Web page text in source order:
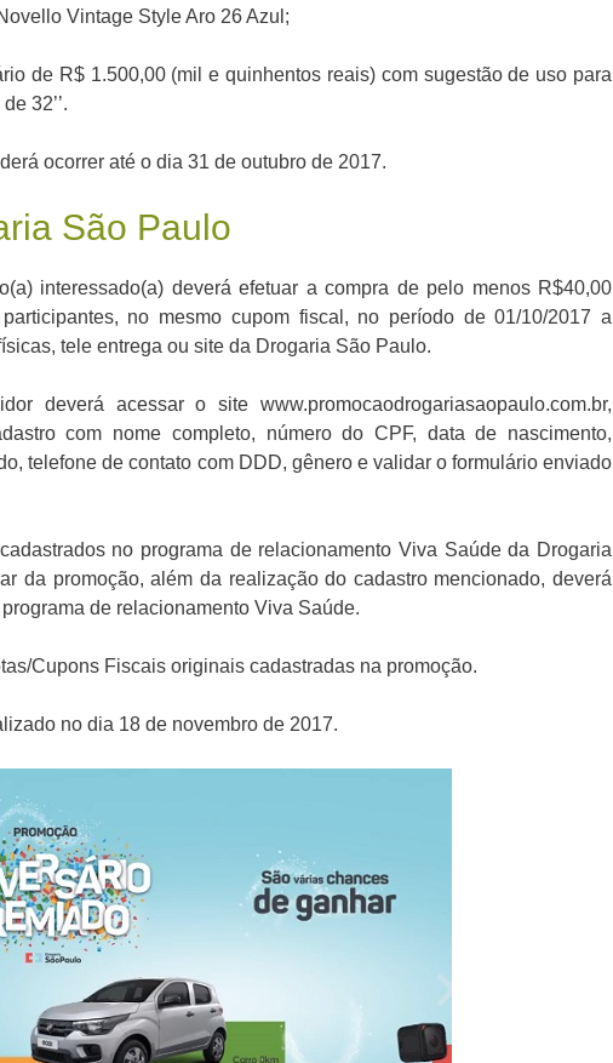
Vintage Style Aro 26 Azul;
de R$ 1.500,00 (mil e quinhentos reais) com sugestão de uso para
32’’.
ocorrer até o dia 31 de outubro de 2017.
São Paulo
interessado(a) deverá efetuar a compra de pelo menos R$40,00
no mesmo cupom fiscal, no período de 01/10/2017 a
tele entrega ou site da Drogaria São Paulo.
deverá acessar o site www.promocaodrogariasaopaulo.com.br,
com nome completo, número do CPF, data de nascimento,
telefone de contato com DDD, gênero e validar o formulário enviado
no programa de relacionamento Viva Saúde da Drogaria
da promoção, além da realização do cadastro mencionado, deverá
de relacionamento Viva Saúde.
Cupons Fiscais originais cadastradas na promoção.
no dia 18 de novembro de 2017.